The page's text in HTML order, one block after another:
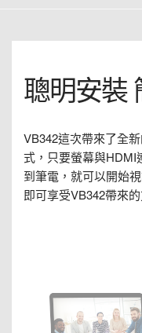
聰明安裝
VB342這次帶來了全
式，只要螢幕與HDMI
到筆電，就可以開始
即可享受VB342帶來